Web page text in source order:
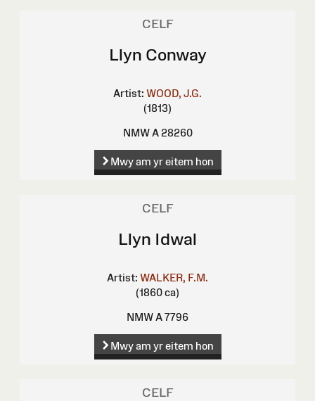
CELF
Llyn Conway
Artist: WOOD, J.G.
(1813)
NMW A 28260
Mwy am yr eitem hon
CELF
Llyn Idwal
Artist: WALKER, F.M.
(1860 ca)
NMW A 7796
Mwy am yr eitem hon
CELF